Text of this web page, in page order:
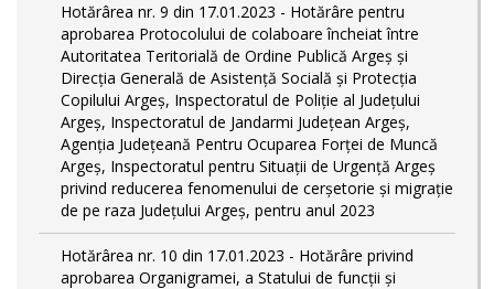
Hotărârea nr. 9 din 17.01.2023 - Hotărâre pentru
aprobarea Protocolului de colaboare încheiat între
Autoritatea Teritorială de Ordine Publică Argeş şi
Direcţia Generală de Asistenţă Socială şi Protecţia
Copilului Argeş, Inspectoratul de Poliţie al Judeţului
Argeş, Inspectoratul de Jandarmi Judeţean Argeş,
Agenţia Judeţeană Pentru Ocuparea Forţei de Muncă
Argeş, Inspectoratul pentru Situații de Urgență Argeş
privind reducerea fenomenului de cerşetorie şi migraţie
de pe raza Judeţului Argeş, pentru anul 2023
Hotărârea nr. 10 din 17.01.2023 - Hotărâre privind
aprobarea Organigramei, a Statului de funcţii și